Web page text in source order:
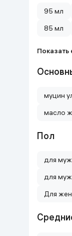
95 мл
85 мл
Показать
муцин
масло
Пол
для
для
Для